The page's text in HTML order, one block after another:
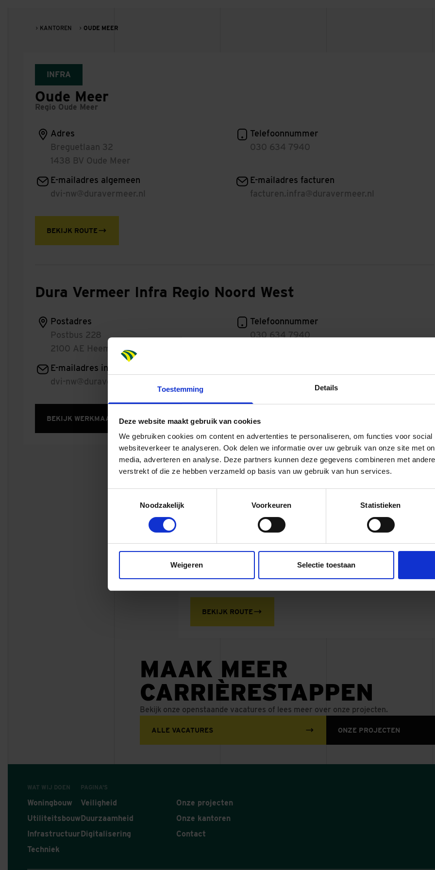
Toestemming Details
Deze website maakt gebruik van cookies
We gebruiken cookies om content en advertenties te personaliseren, om functies voor
websiteverkeer te analyseren. Ook delen we informatie over uw gebruik van onze site met
media, adverteren en analyse. Deze partners kunnen deze gegevens combineren met
verstrekt of die ze hebben verzameld op basis van uw gebruik van hun services.
Noodzakelijk
Voorkeuren Statistieken
Weigeren Selectie toestaan
KANTOREN OUDE MEER
OUDE MEER
INFRA
Oude Meer
Regio Oude Meer
Adres
Breguetlaan 32
1438 BV Oude Meer
Telefoonnummer
030 634 7940
E-mailadres algemeen
dvi-nw@duravermeer.nl
E-mailadres facturen
facturen.infra@duravermeer.nl
BEKIJK ROUTE
Dura Vermeer Infra Regio Noord West
Postadres
Postbus 228
2100 AE Heemstede
Telefoonnummer
030 634 7940
E-mailadres informatie
dvi-nw@duravermeer.nl
BEKIJK WERKMAATSCHAPPIJ
Oude Meer
Regio Oude Meer
1438 BV Oude Meer
Telefoonnummer
dvi-nw@duravermeer.nl
BEKIJK ROUTE
MAAK MEER
CARRIÈRESTAPPEN
Bekijk onze openstaande vacatures of lees meer over onze projecten.
ALLE VACATURES ONZE PROJECTEN
WAT WIJ DOEN
Woningbouw
Utiliteitsbouw
Infrastructuur
Techniek
PAGINA'S
Veiligheid
Duurzaamheid
Digitalisering
Onze projecten
Onze kantoren
Contact